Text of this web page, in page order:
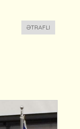
ƏTRAFLI